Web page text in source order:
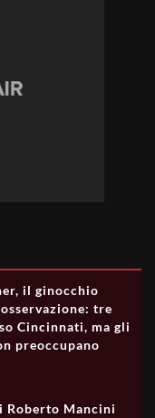
il ginocchio
tre
Cincinnati, ma gli
preoccupano
Mancini